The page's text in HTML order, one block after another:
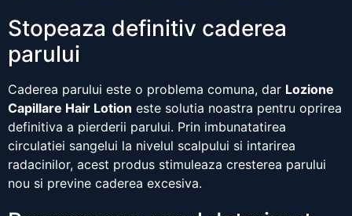
Stopeaza definitiv caderea
parului
Caderea parului este o problema comuna, dar Lozione
Capillare Hair Lotion este solutia noastra pentru oprirea
definitiva a pierderii parului. Prin imbunatatirea
circulatiei sangelui la nivelul scalpului si intarirea
radacinilor, acest produs stimuleaza cresterea parului
nou si previne caderea excesiva.